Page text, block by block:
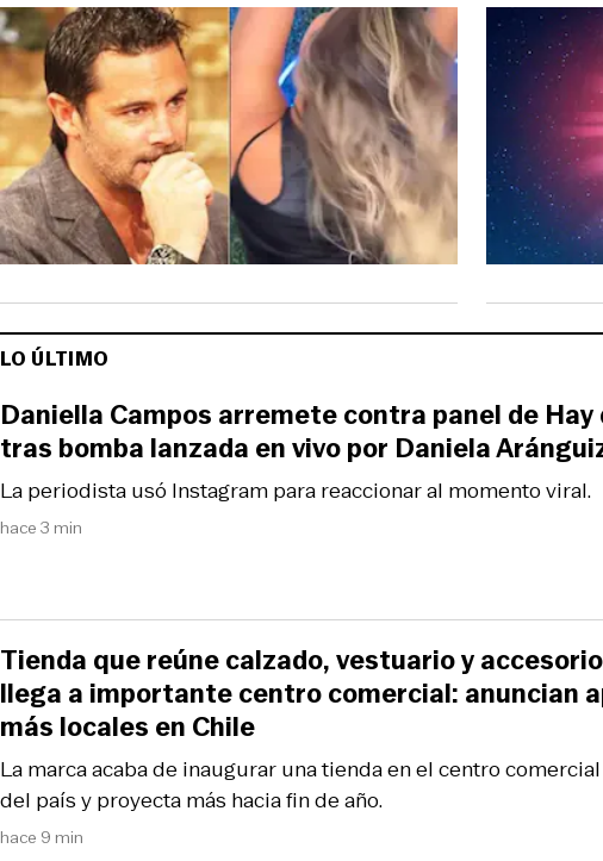
LO ÚLTIMO
hace 3 min
La periodista usó Instagram para reaccionar al momento viral.
Daniella Campos arremete contra panel de
tras bomba lanzada en vivo por Daniela
hace 9 min
La marca acaba de inaugurar una tienda en el centro
del país y proyecta más hacia fin de año.
Tienda que reúne calzado, vestuario y
llega a importante centro comercial: anuncian
más locales en Chile